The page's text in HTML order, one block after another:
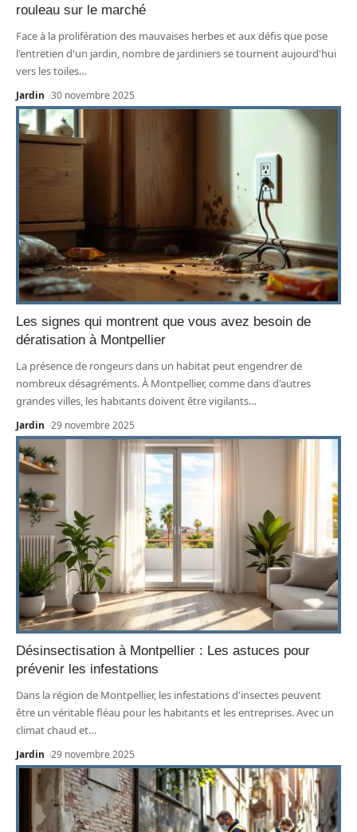
rouleau sur le marché
Face à la prolifération des mauvaises herbes et aux défis que pose
l'entretien d'un jardin, nombre de jardiniers se tournent aujourd'hui
vers les toiles…
Jardin 30 novembre 2025
Les signes qui montrent que vous avez besoin de
dératisation à Montpellier
La présence de rongeurs dans un habitat peut engendrer de
nombreux désagréments. À Montpellier, comme dans d'autres
grandes villes, les habitants doivent être vigilants…
Jardin 29 novembre 2025
Désinsectisation à Montpellier : Les astuces pour
prévenir les infestations
Dans la région de Montpellier, les infestations d'insectes peuvent
être un véritable fléau pour les habitants et les entreprises. Avec un
climat chaud et…
Jardin 29 novembre 2025